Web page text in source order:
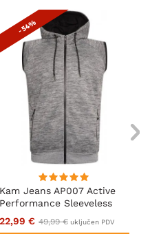
Kam Jeans AP007 Active
Performance Sleeveless
Hoody Grey
- 54%
22,99 € 49,99 € uključen PDV